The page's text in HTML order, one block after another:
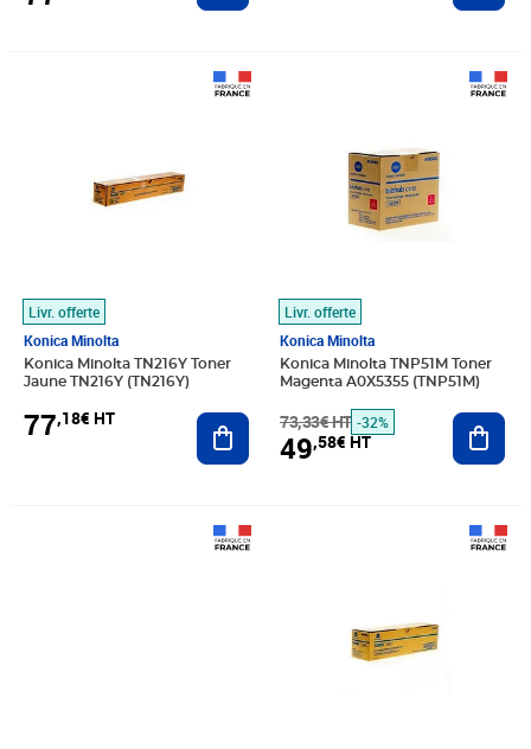
Livr. offerte
Konica Minolta
Konica Minolta TN216Y Toner
Jaune TN216Y (TN216Y)
77,18€ HT Ajouter au panier
Livr. offerte
Konica Minolta
Konica Minolta TNP51M Toner
Magenta A0X5355 (TNP51M)
73,33€ HT -32%
49,58€ HT